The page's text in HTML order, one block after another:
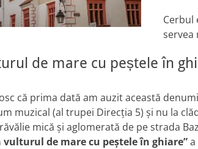
Cerbul
servea
de mare cu peștele în
că prima dată am auzit această
muzical (al trupei Direcția 5) și nu la
mică și aglomerată de pe strada
vulturul de mare cu peștele în ghiare”a